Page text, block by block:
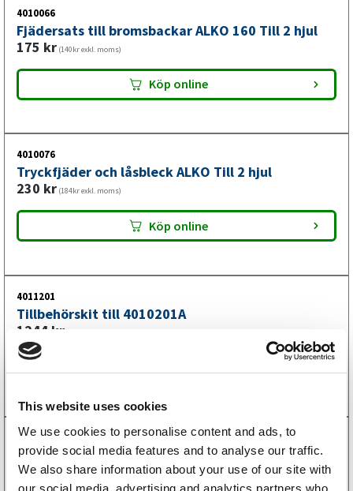
This website uses cookies
We use cookies to personalise content and ads, to
provide social media features and to analyse our traffic.
We also share information about your use of our site with
our social media, advertising and analytics partners who
4010066
Fjädersats till bromsbackar ALKO 160 Till 2 hjul
175 kr (140kr exkl. moms)
Köp online
4010076
Tryckfjäder och låsbleck ALKO Till 2 hjul
230 kr (184kr exkl. moms)
Köp online
4011201
Tillbehörskit till 4010201A
1244 kr
4010048
Bromsjustering komplett ALKO
375kr(300kr exkl. moms)